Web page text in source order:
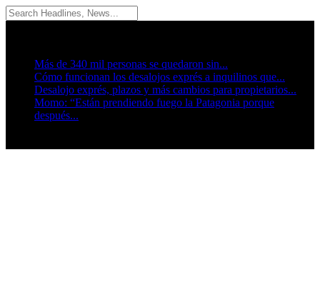
Más de 340 mil personas se quedaron sin...
Cómo funcionan los desalojos exprés a inquilinos que...
Desalojo exprés, plazos y más cambios para propietarios...
Momo: “Están prendiendo fuego la Patagonia porque
después...